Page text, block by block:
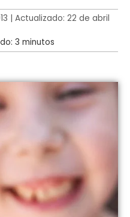
| Actualizado: 22 de abril
3 minutos